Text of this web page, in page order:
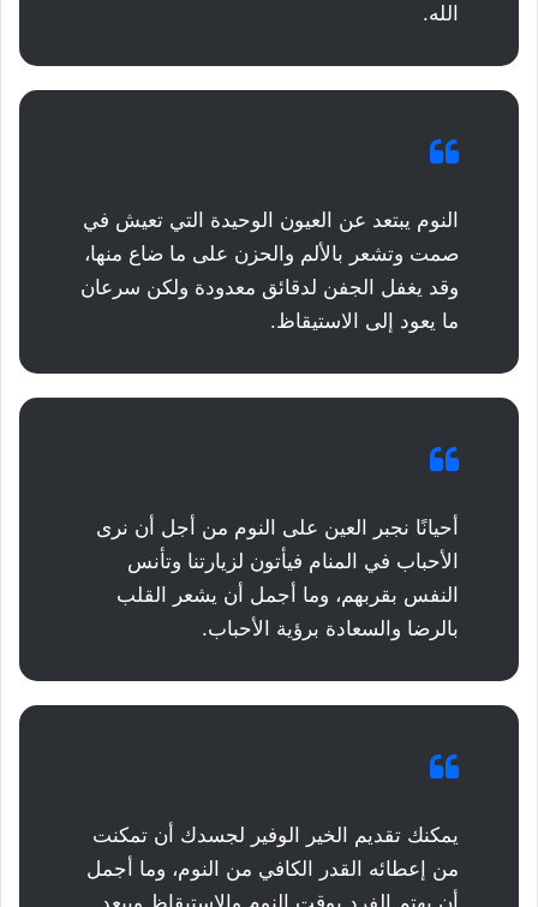
الله.
النوم يبتعد عن العيون الوحيدة التي تعيش في
صمت وتشعر بالألم والحزن على ما ضاع منها،
وقد يغفل الجفن لدقائق معدودة ولكن سرعان
ما يعود إلى الاستيقاظ.
أحيانًا نجبر العين على النوم من أجل أن نرى
الأحباب في المنام فيأتون لزيارتنا وتأنس
النفس بقربهم، وما أجمل أن يشعر القلب
بالرضا والسعادة برؤية الأحباب.
يمكنك تقديم الخير الوفير لجسدك أن تمكنت
من إعطائه القدر الكافي من النوم، وما أجمل